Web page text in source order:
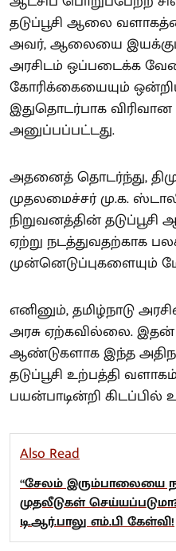
தடுப்பூசி ஆலை
அவர், ஆலையை இயக்கும்
அரசிடம் ஒப்படைக்க
கோரிக்கையையும்
இதுதொடர்பாக விரிவான
அனுப்பப்பட்டது.
அதனைத் தொடர்ந்து,
முதலமைச்சர் மு.க.
நிறுவனத்தின்
ஏற்று நடத்துவதற்காக
எனினும், தமிழ்நாடு
அரசு ஏற்கவில்லை.
ஆண்டுகளாக இந்த
தடுப்பூசி உற்பத்தி
பயன்பாடின்றி கிடப்பில்
Also Read
“சேலம் இரும்பாலையை
முதலீடுகள்
டி.ஆர்.பாலு எம்.பி கேள்வி!